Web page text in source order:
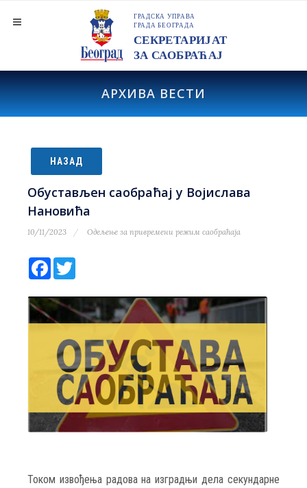
АРХИВА ВЕСТИ
НАЗАД
Обустављен саобраћај у Војислава
Нановића
10/11/2023 Одељење за привремени режим саобраћаја
Facebook
Током извођења радова на изградњи дела секундарне